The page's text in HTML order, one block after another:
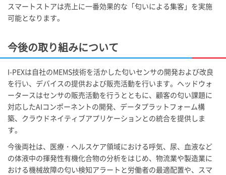
スマートストアは売上に一番効果的な「匂いによる集客」を実施
可能となります。
今後の取り組みについて
I-PEXは自社のMEMS技術を活かした匂いセンサの開発および改良
を行い、デバイスの提供および販売活動を行います。ヘッドウォ
ータースはセンサの販売活動を行うとともに、顧客の匂い課題に
対応したAIコンポーネントの開発、データプラットフォーム構
築、クラウドネイティブアプリケーションとの統合を提供しま
す。
今後両社は、医療・ヘルスケア領域における呼気、尿、血液など
の体液中の揮発性有機化合物の分析をはじめ、物流業や製造業に
おける機械故障の匂い検知アラートと労働者の最適配置や、スマ